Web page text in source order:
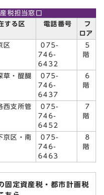
税担当窓口
する区 電話番号
フ
ロア
区
075-
746-
6432
5
階
草・醍醐
075-
746-
6437
6
階
西支所管
075-
746-
6452
7
階
京区・南
075-
746-
6463
8
階
固定資産税・都市計画税